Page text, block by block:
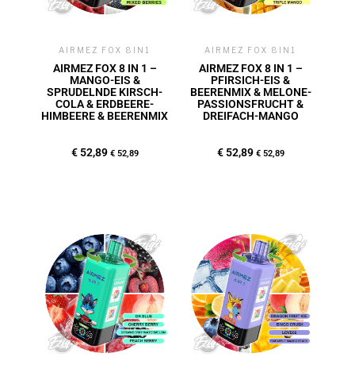
AIRMEZ FOX 8IN1
AIRMEZ FOX 8 IN 1 –
MANGO-EIS &
SPRUDELNDE KIRSCH-
COLA & ERDBEERE-
HIMBEERE & BEERENMIX
€52,89 €52,89
AIRMEZ FOX 8IN1
AIRMEZ FOX 8 IN 1 –
PFIRSICH-EIS &
BEERENMIX & MELONE-
PASSIONSFRUCHT &
DREIFACH-MANGO
€52,89 €52,89